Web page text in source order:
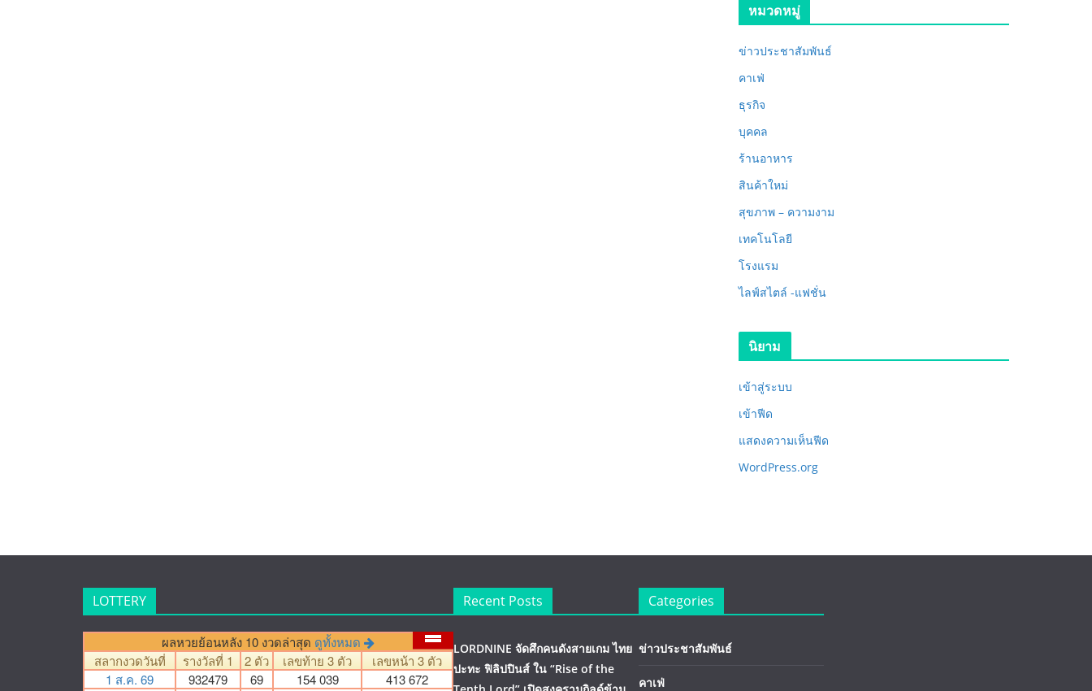
หมวดหมู่
ข่าวประชาสัมพันธ์
คาเฟ่
ธุรกิจ
บุคคล
ร้านอาหาร
สินค้าใหม่
สุขภาพ – ความงาม
เทคโนโลยี
โรงแรม
ไลฟ์สไตล์ -แฟชั่น
นิยาม
เข้าสู่ระบบ
เข้าฟีด
แสดงความเห็นฟีด
WordPress.org
LOTTERY Recent Posts
LORDNINE จัดศึกคนดังสายเกม ไทย
ปะทะ ฟิลิปปินส์ ใน “Rise of the
Categories
ข่าวประชาสัมพันธ์
คาเฟ่